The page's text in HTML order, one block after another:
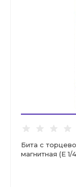
Бита с
магнитная (Е